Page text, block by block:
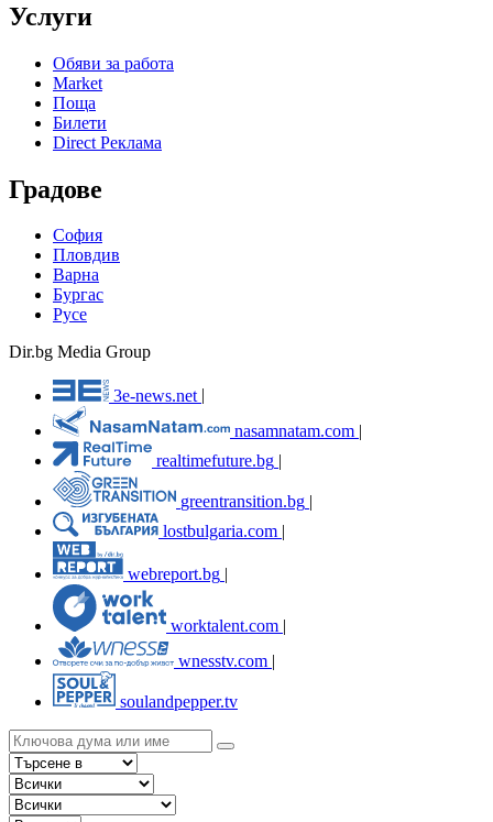
Услуги
Обяви за работа
Market
Поща
Билети
Direct Реклама
Градове
София
Пловдив
Варна
Бургас
Русе
Dir.bg Media Group
3e-news.net
nasamnatam.com |
realtimefuture.bg |
greentransition.bg |
lostbulgaria.com |
webreport.bg
worktalent.com |
wnesstv.com |
soulandpepper.tv